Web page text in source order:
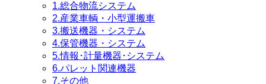
1.総合物流システム
2.産業車輌・小型運搬車
3.搬送機器・システム
4.保管機器・システム
5.情報･計量機器･システム
6.パレット関連機器
7.その他